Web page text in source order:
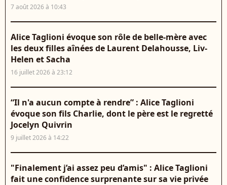
7 août 2026 à 10:43
Alice Taglioni évoque son rôle de belle-mère avec
les deux filles aînées de Laurent Delahousse, Liv-
Helen et Sacha
16 juillet 2026 à 23:12
“Il n'a aucun compte à rendre” : Alice Taglioni
évoque son fils Charlie, dont le père est le regretté
Jocelyn Quivrin
9 juillet 2026 à 14:22
"Finalement j’ai assez peu d’amis" : Alice Taglioni
fait une confidence surprenante sur sa vie privée